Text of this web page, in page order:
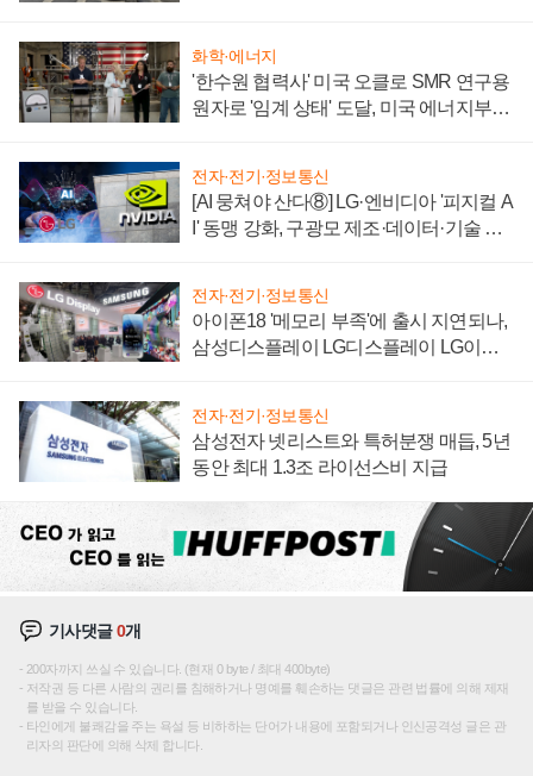
화학·에너지
'한수원 협력사' 미국 오클로 SMR 연구용
원자로 '임계 상태' 도달, 미국 에너지부
전자·전기·정보통신
[AI 뭉쳐야 산다⑧] LG·엔비디아 '피지컬 A
I' 동맹 강화, 구광모 제조·데이터·기술 결
전자·전기·정보통신
아이폰18 '메모리 부족'에 출시 지연되나,
삼성디스플레이 LG디스플레이 LG이노
전자·전기·정보통신
삼성전자 넷리스트와 특허분쟁 매듭, 5년
동안 최대 1.3조 라이선스비 지급
기사댓글0개
200자까지 쓰실 수 있습니다. (현재 0 byte / 최대 400byte)
저작권 등 다른 사람의 권리를 침해하거나 명예를 훼손하는 댓글은 관련 법률에 의해 제재
를 받을 수 있습니다.
타인에게 불쾌감을 주는 욕설 등 비하하는 단어가 내용에 포함되거나 인신공격성 글은 관
리자의 판단에 의해 삭제 합니다.